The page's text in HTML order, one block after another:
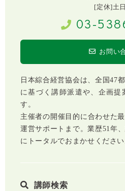
[定休]土
03-
お問い
日本綜合経営協会は、全国47
に基づく講師派遣や、企画提
す。
主催者の開催目的に合わせた
運営サポートまで。業歴51年
にトータルでおまかせください
講師検索